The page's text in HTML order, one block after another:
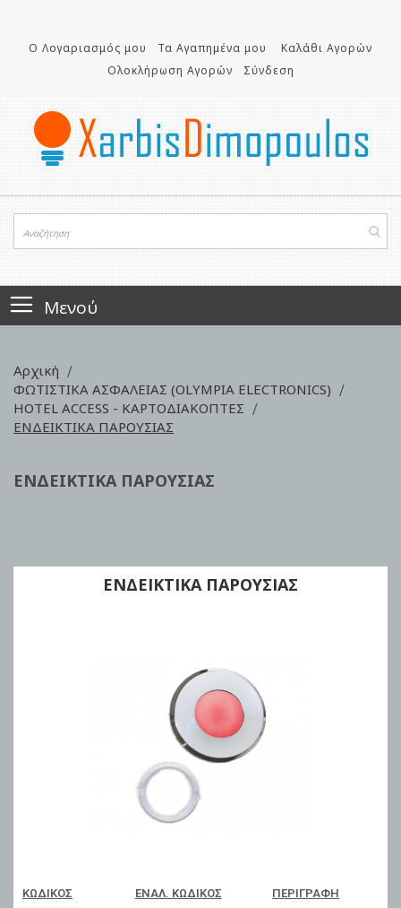
περιεχόμενο
Ο Λογαριασμός μου Τα Αγαπημένα μου
Καλάθι Αγορών
Ολοκλήρωση Αγορών
Σύνδεση
Μενού
Αρχική
ΦΩΤΙΣΤΙΚΑ ΑΣΦΑΛΕΙΑΣ (OLYMPIA ELECTRONICS)
HOTEL ACCESS - ΚΑΡΤΟΔΙΑΚΟΠΤΕΣ
ΕΝΔΕΙΚΤΙΚΑ ΠΑΡΟΥΣΙΑΣ
ΕΝΔΕΙΚΤΙΚΑ ΠΑΡΟΥΣΙΑΣ
ΕΝΔΕΙΚΤΙΚΑ ΠΑΡΟΥΣΙΑΣ
ΚΩΔΙΚΌΣ ΕΝΑΛ. ΚΩΔΙΚΌΣ ΠΕΡΙΓΡΑΦΉ